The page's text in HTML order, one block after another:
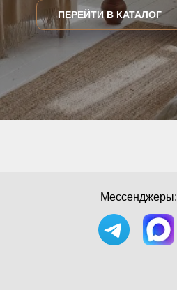
ПЕРЕЙТИ В КАТАЛОГ
Мессенджеры: